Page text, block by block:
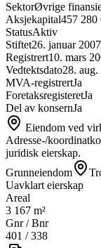
SektorØvrige
Aksjekapital457 280
StatusAktiv
Stiftet26. januar 2007
Registrert10. mars
Vedtektsdato28. aug.
MVA-registrertJa
ForetaksregisteretJa
Del av konsernJa
Eiendom ved
Adresse-/
juridisk eierskap.
Grunneiendom
Uavklart eierskap
Areal
3 167 m²
Gnr / Bnr
401 /338